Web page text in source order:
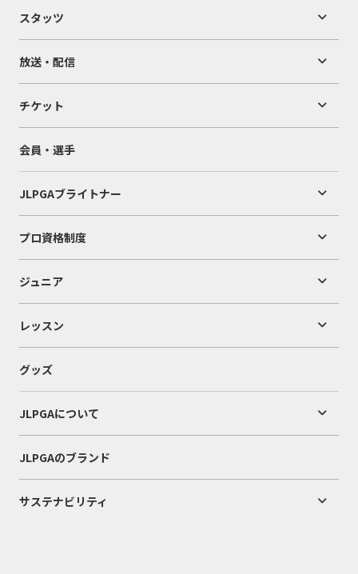
スタッツ
放送・配信
チケット
会員・選手
JLPGAブライトナー
プロ資格制度
ジュニア
レッスン
グッズ
JLPGAについて
JLPGAのブランド
サステナビリティ